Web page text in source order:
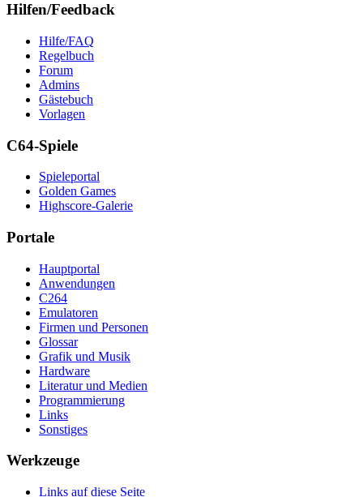
Hilfen/Feedback
Hilfe/FAQ
Regelbuch
Forum
Admins
Gästebuch
Vorlagen
C64-Spiele
Spieleportal
Golden Games
Highscore-Galerie
Portale
Hauptportal
Anwendungen
C264
Emulatoren
Firmen und Personen
Glossar
Grafik und Musik
Hardware
Literatur und Medien
Programmierung
Links
Sonstiges
Werkzeuge
Links auf diese Seite